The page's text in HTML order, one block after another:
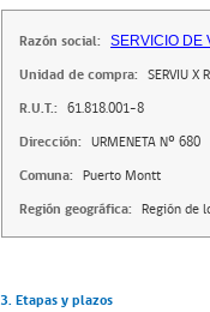
Razón social: SERVICIO DE
Unidad de compra: SERVIU X
R.U.T.: 61.818.001-8
Dirección: URMENETA Nº 680
Comuna: Puerto Montt
Región geográfica: Región de
3. Etapas y plazos